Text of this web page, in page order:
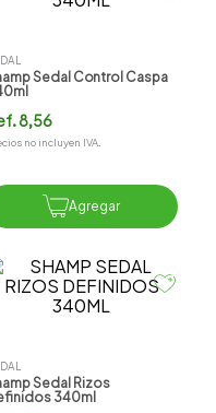
Sedal Control Caspa
8,56
no incluyen IVA.
Agregar
Sedal Rizos
340ml